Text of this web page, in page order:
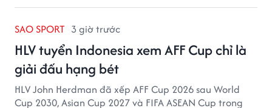
SAO SPORT 3 giờ trước
HLV tuyển Indonesia xem AFF Cup chỉ là
giải đấu hạng bét
HLV John Herdman đã xếp AFF Cup 2026 sau World
Cup 2030, Asian Cup 2027 và FIFA ASEAN Cup trong